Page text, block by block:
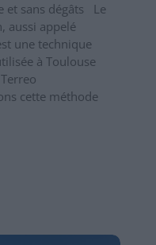
et sans dégâts Le
aussi appelé
une technique
à Toulouse
cette méthode